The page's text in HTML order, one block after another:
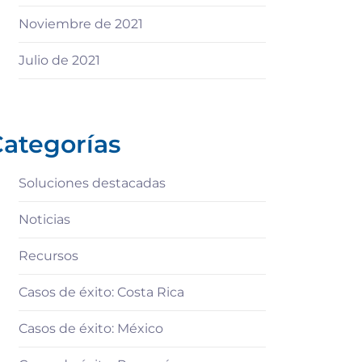
Noviembre de 2021
Julio de 2021
Soluciones destacadas
Noticias
Recursos
Casos de éxito: Costa Rica
Casos de éxito: México